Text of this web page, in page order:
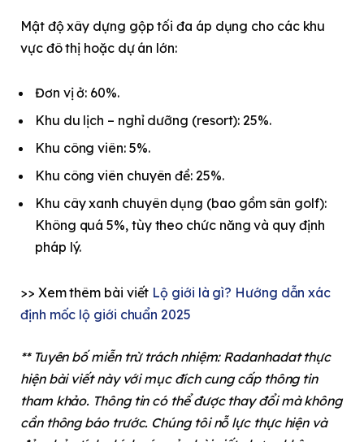
Mật độ xây dựng gộp tối đa áp dụng cho các khu
vực đô thị hoặc dự án lớn:
Đơn vị ở: 60%.
Khu du lịch – nghỉ dưỡng (resort): 25%.
Khu công viên: 5%.
Khu công viên chuyên đề: 25%.
Khu cây xanh chuyên dụng (bao gồm sân golf):
Không quá 5%, tùy theo chức năng và quy định
pháp lý.
>> Xem thêm bài viết Lộ giới là gì? Hướng dẫn xác
định mốc lộ giới chuẩn 2025
** Tuyên bố miễn trừ trách nhiệm: Radanhadat thực
hiện bài viết này với mục đích cung cấp thông tin
tham khảo. Thông tin có thể được thay đổi mà không
cần thông báo trước. Chúng tôi nỗ lực thực hiện và